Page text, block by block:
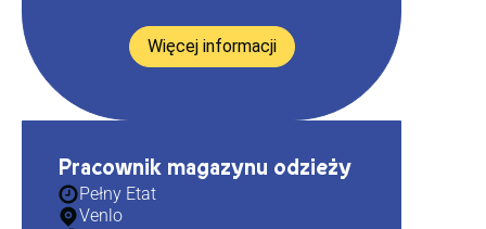
Więcej informacji
Pracownik magazynu odzieży
Pełny Etat
Venlo